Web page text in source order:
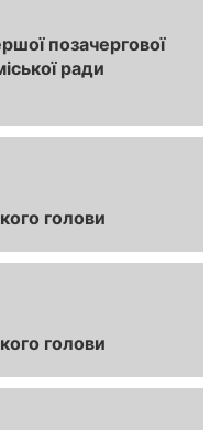
позачергової
ради
голови
голови